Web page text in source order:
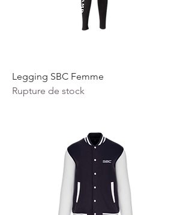
Legging SBC Femme
Rupture de stock